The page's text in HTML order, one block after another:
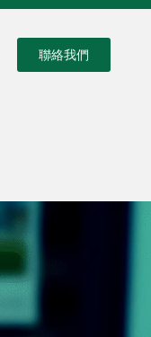
聯絡我們